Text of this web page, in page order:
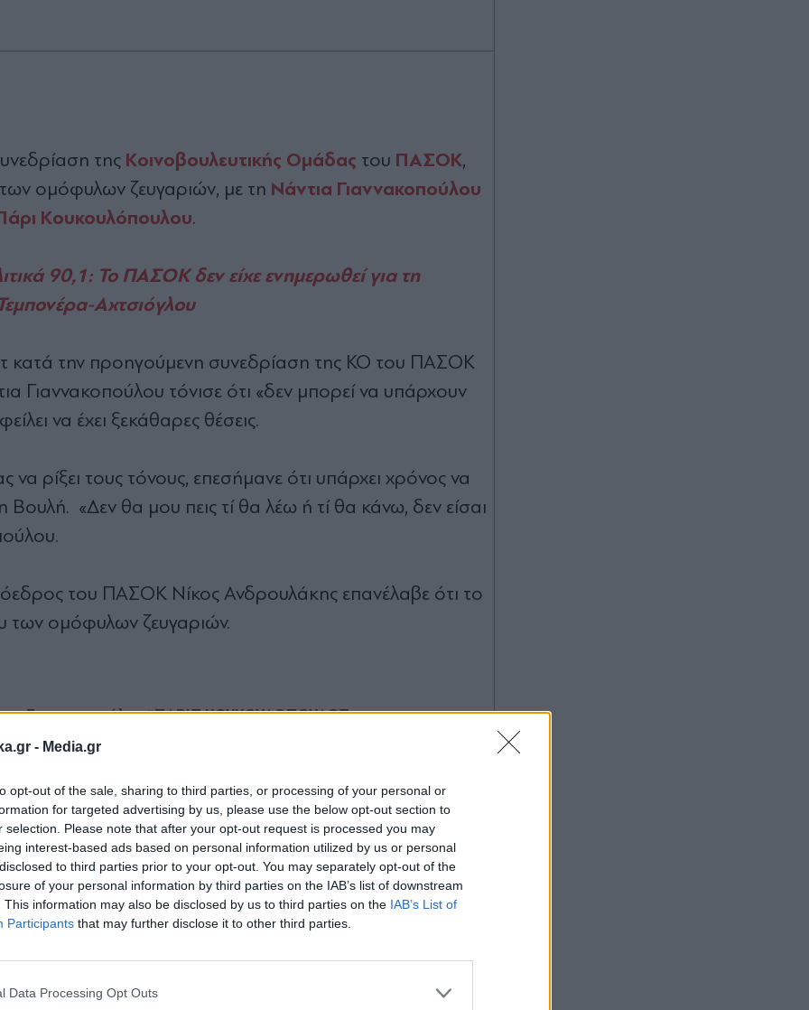
- Media.gr
opt-out of the sale, sharing to third parties, or processing of your personal or
for targeted advertising by us, please use the below opt-out section to
selection. Please note that after your opt-out request is processed you may
interest-based ads based on personal information utilized by us or personal
to third parties prior to your opt-out. You may separately opt-out of the
of your personal information by third parties on the IAB’s list of downstream
This information may also be disclosed by us to third parties on the IAB’s List of
Participants that may further disclose it to other third parties.
Data Processing Opt Outs
της Κοινοβουλευτικής Ομάδας του ΠΑΣΟΚ,
ομόφυλων ζευγαριών, με τη Νάντια Γιαννακοπούλου
Κουκουλόπουλου.
90,1: Το ΠΑΣΟΚ δεν είχε ενημερωθεί για τη
Αχτσιόγλου
κατά την προηγούμενη συνεδρίαση της ΚΟ του ΠΑΣΟΚ
Γιαννακοπούλου τόνισε ότι «δεν μπορεί να υπάρχουν
να έχει ξεκάθαρες θέσεις.
ρίξει τους τόνους, επεσήμανε ότι υπάρχει χρόνος να
«Δεν θα μου πεις τί θα λέω ή τί θα κάνω, δεν είσαι
του ΠΑΣΟΚ Νίκος Ανδρουλάκης επανέλαβε ότι το
των ομόφυλων ζευγαριών.
Γιαννακοπούλου#ΠΑΡΙΣ ΚΟΥΚΟΥΛΟΠΟΥΛΟΣ
μας στο
Ακολουθήστε μας στο
twitter
resorts μέχρι διεθνή brands
φιλοξενίας
newsletter